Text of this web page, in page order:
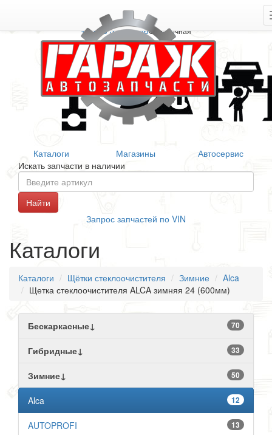
+7 906 377 46 46Справочная
Каталоги Магазины
Автосервис
Искать запчасти в наличии
Запрос запчастей по VIN
Каталоги
Каталоги Щётки стеклоочистителя Зимние
Alca
Щетка стеклоочистителя ALCA зимняя 24 (600мм)
Бескаркасные↓ 70
Гибридные↓ 33
Зимние↓ 50
12
Alca
13
AUTOPROFI